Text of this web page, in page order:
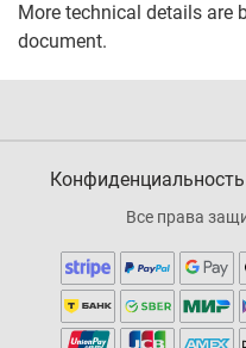
More technical details are
document.
Конфиденциальность
Все права